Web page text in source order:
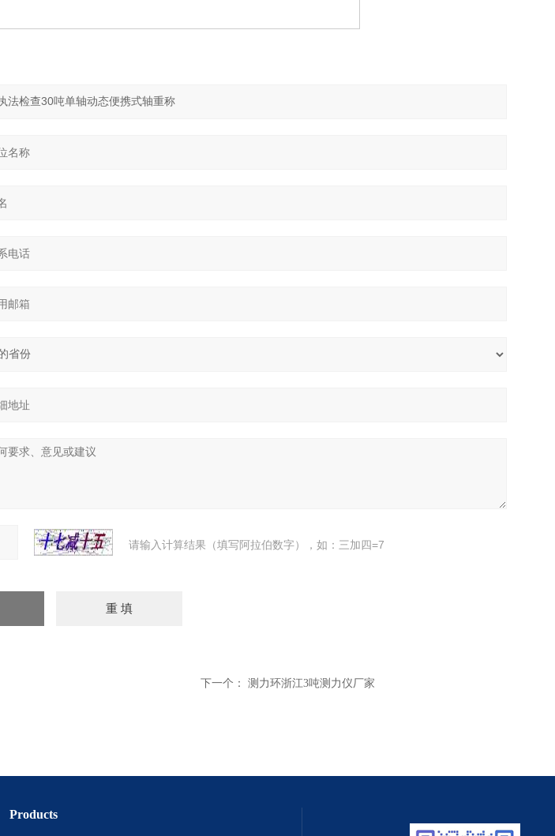
请输入计算结果（填写阿拉伯数字），如：三加四=7
下一个： 测力环浙江3吨测力仪厂家
Products